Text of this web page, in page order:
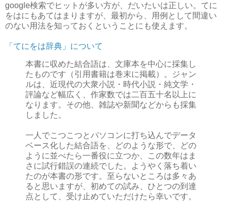
google検索でヒットが多い方が、だいたいは正しい。てに
をはにもあてはまりますが、最初から、用例として間違い
のない用法を知っておくということにも使えます。
「てにをは辞典」について
本書に収めた結合語は、文庫本を中心に採集し
たものです（引用書籍は巻末に掲載）。ジャン
ルは、近現代の大衆小説・時代小説・純文学・
評論など幅広く、作家数では二百五十名以上に
なります。その他、雑誌や新聞などからも採集
しました。
一人でこつこつとパソコンに打ち込んでデータ
ベース化した結合語を、どのような形で、どの
ように並べたら一番役に立つか、この数年はま
さに試行錯誤の連続でした。ようやく落ち着い
たのが本書の形です。至らないところは多々あ
ると思いますが、初めての試み、ひとつの到達
点として、受け止めていただけたら幸いです。